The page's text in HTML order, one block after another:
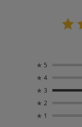
★ 5
★ 4
★ 3
★ 2
★ 1